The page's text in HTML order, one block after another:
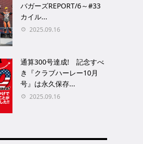
バガーズREPORT/6～#33
カイル...
2025.09.16
通算300号達成! 記念すべ
き『クラブハーレー10月
号』は永久保存...
2025.09.16